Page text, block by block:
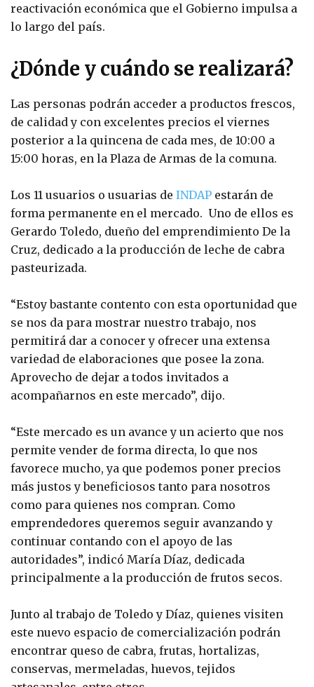
reactivación económica que el Gobierno impulsa a
lo largo del país.
¿Dónde y cuándo se realizará?
Las personas podrán acceder a productos frescos,
de calidad y con excelentes precios el viernes
posterior a la quincena de cada mes, de 10:00 a
15:00 horas, en la Plaza de Armas de la comuna.
Los 11 usuarios o usuarias de INDAP estarán de
forma permanente en el mercado. Uno de ellos es
Gerardo Toledo, dueño del emprendimiento De la
Cruz, dedicado a la producción de leche de cabra
pasteurizada.
“Estoy bastante contento con esta oportunidad que
se nos da para mostrar nuestro trabajo, nos
permitirá dar a conocer y ofrecer una extensa
variedad de elaboraciones que posee la zona.
Aprovecho de dejar a todos invitados a
acompañarnos en este mercado”, dijo.
“Este mercado es un avance y un acierto que nos
permite vender de forma directa, lo que nos
favorece mucho, ya que podemos poner precios
más justos y beneficiosos tanto para nosotros
como para quienes nos compran. Como
emprendedores queremos seguir avanzando y
continuar contando con el apoyo de las
autoridades”, indicó María Díaz, dedicada
principalmente a la producción de frutos secos.
Junto al trabajo de Toledo y Díaz, quienes visiten
este nuevo espacio de comercialización podrán
encontrar queso de cabra, frutas, hortalizas,
conservas, mermeladas, huevos, tejidos